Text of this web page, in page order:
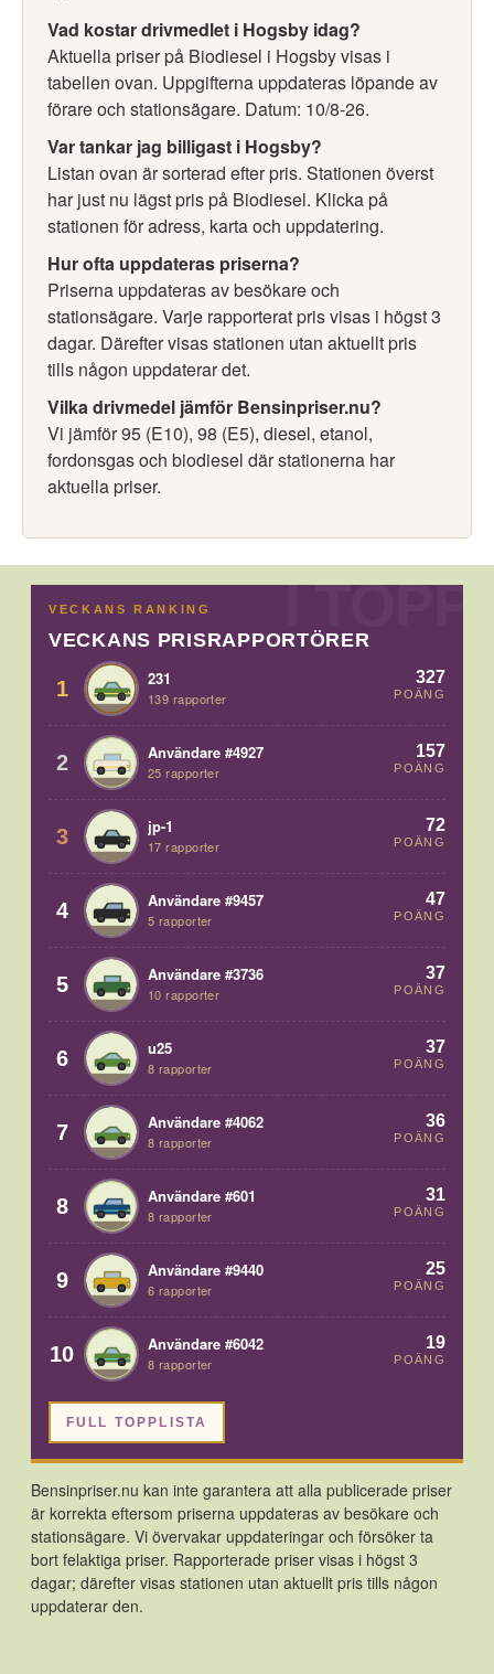
Vad kostar drivmedlet i Hogsby idag?
Aktuella priser på Biodiesel i Hogsby visas i
tabellen ovan. Uppgifterna uppdateras löpande av
förare och stationsägare. Datum: 10/8-26.
Var tankar jag billigast i Hogsby?
Listan ovan är sorterad efter pris. Stationen överst
har just nu lägst pris på Biodiesel. Klicka på
stationen för adress, karta och uppdatering.
Hur ofta uppdateras priserna?
Priserna uppdateras av besökare och
stationsägare. Varje rapporterat pris visas i högst 3
dagar. Därefter visas stationen utan aktuellt pris
tills någon uppdaterar det.
Vilka drivmedel jämför Bensinpriser.nu?
Vi jämför 95 (E10), 98 (E5), diesel, etanol,
fordonsgas och biodiesel där stationerna har
aktuella priser.
VECKANS RANKING
VECKANS PRISRAPPORTÖRER
1 231
139 rapporter
327
POÄNG
2 Användare #4927
25 rapporter
157
POÄNG
3 jp-1
17 rapporter
72
POÄNG
4 Användare #9457
5 rapporter
47
POÄNG
5 Användare #3736
10 rapporter
37
POÄNG
6 u25
8 rapporter
37
POÄNG
7 Användare #4062
8 rapporter
36
POÄNG
8 Användare #601
8 rapporter
31
POÄNG
9 Användare #9440
6 rapporter
25
POÄNG
10 Användare #6042
8 rapporter
19
POÄNG
FULL TOPPLISTA
Bensinpriser.nu kan inte garantera att alla publicerade priser
är korrekta eftersom priserna uppdateras av besökare och
stationsägare. Vi övervakar uppdateringar och försöker ta
bort felaktiga priser. Rapporterade priser visas i högst 3
dagar; därefter visas stationen utan aktuellt pris tills någon
uppdaterar den.